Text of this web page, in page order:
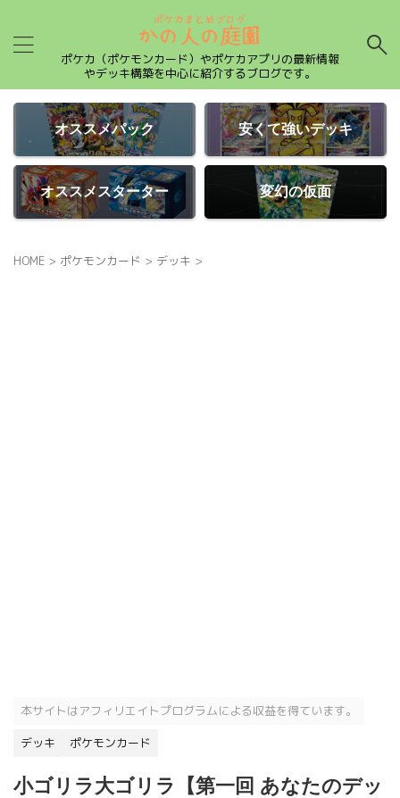
ポケカ（ポケモンカード）やポケカアプリの最新情報
やデッキ構築を中心に紹介するブログです。
オススメパック 安くて強いデッキ
オススメスターター 変幻の仮面
HOME > ポケモンカード > デッキ >
本サイトはアフィリエイトプログラムによる収益を得ています。
デッキ
ポケモンカード
小ゴリラ大ゴリラ【第一回 あなたのデッ